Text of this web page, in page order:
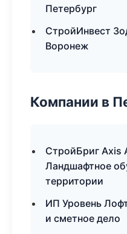
Петербург
СтройИнвест
Воронеж
Компании в
СтройБриг
Ландшафтное
территории
ИП Уровень
и сметное дело